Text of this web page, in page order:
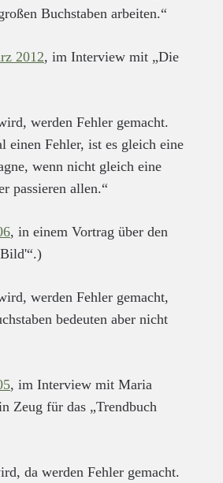
Buchstaben arbeiten.“
2012, im Interview mit „Die
werden Fehler gemacht.
einen Fehler, ist es gleich eine
wenn nicht gleich eine
passieren allen.“
, in einem Vortrag über den
werden Fehler gemacht,
bedeuten aber nicht
, im Interview mit Maria
Zeug für das „Trendbuch
da werden Fehler gemacht.